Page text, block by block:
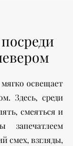
освещает
Здесь, среди
смеяться и
запечатлеем
смех, взгляды,